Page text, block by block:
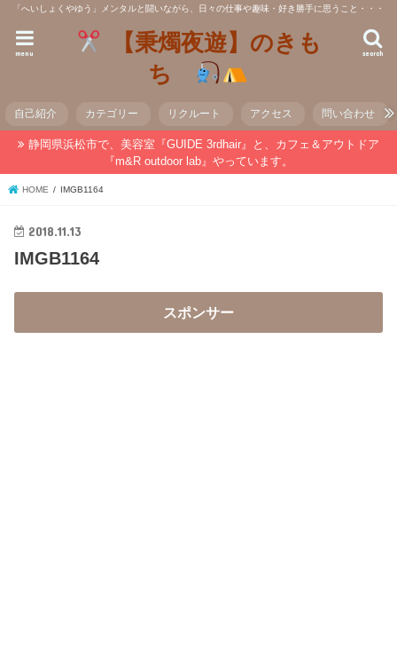
「へいしょくやゆう」メンタルと闘いながら、日々の仕事や趣味・好き勝手に思うこと・・・
【秉燭夜遊】のきも
ち
search
menu
自己紹介 カテゴリー リクルート アクセス 問い合わせ
静岡県浜松市で、美容室『GUIDE 3rdhair』と、カフェ＆アウトドア
『m&R outdoor lab』やっています。
HOME IMGB1164
2018.11.13
IMGB1164
スポンサー